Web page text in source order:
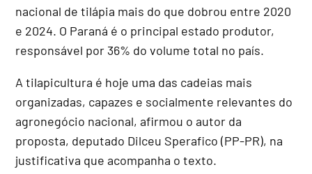
nacional de tilápia mais do que dobrou entre 2020
e 2024. O Paraná é o principal estado produtor,
responsável por 36% do volume total no país.
A tilapicultura é hoje uma das cadeias mais
organizadas, capazes e socialmente relevantes do
agronegócio nacional, afirmou o autor da
proposta, deputado Dilceu Sperafico (PP-PR), na
justificativa que acompanha o texto.